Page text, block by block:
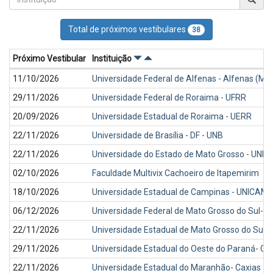
Total de próximos vestibulares 38
Próximos
vestibulares
Próximo Vestibular Instituição
11/10/2026
Universidade Federal de Alfenas - Alfenas (MG)
29/11/2026
Universidade Federal de Roraima - UFRR
20/09/2026
Universidade Estadual de Roraima - UERR
22/11/2026
Universidade de Brasília - DF - UNB
22/11/2026
Universidade do Estado de Mato Grosso -
02/10/2026
Faculdade Multivix Cachoeiro de Itapemirim
18/10/2026
Universidade Estadual de Campinas - UNICAMP
06/12/2026
Universidade Federal de Mato Grosso do Sul-
22/11/2026
Universidade Estadual de Mato Grosso do Sul -
29/11/2026
Universidade Estadual do Oeste do Paraná-
22/11/2026
Universidade Estadual do Maranhão- Caxias -